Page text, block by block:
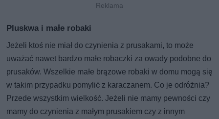
Pluskwa i małe robaki
Jeżeli ktoś nie miał do czynienia z prusakami, to może
uważać nawet bardzo małe robaczki za owady podobne do
prusaków. Wszelkie małe brązowe robaki w domu mogą się
w takim przypadku pomylić z karaczanem. Co je odróżnia?
Przede wszystkim wielkość. Jeżeli nie mamy pewności czy
mamy do czynienia z małym prusakiem czy z innym